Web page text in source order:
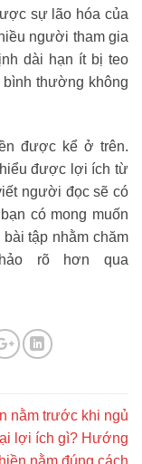
sự lão hóa của
người tham gia
dài hạn ít bị teo
thường không
được kể ở trên.
được lợi ích từ
người đọc sẽ có
có mong muốn
tập nhằm chăm
rõ hơn qua
nằm trước khi ngủ
lợi ích gì? Hướng
nằm đúng cách